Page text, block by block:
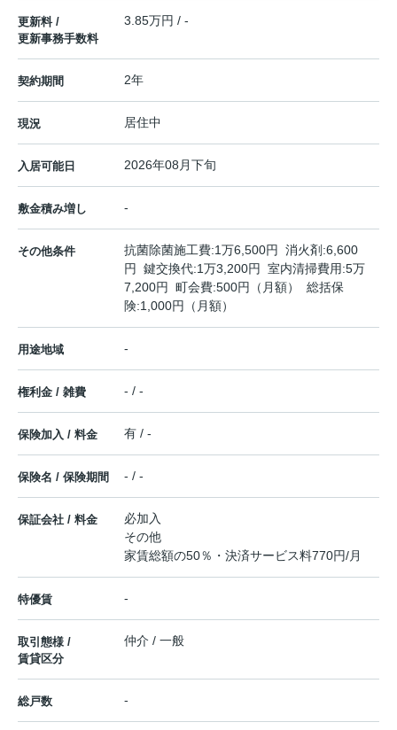
更新料 /
更新事務手数料
3.85万円 / -
契約期間 2年
現況 居住中
入居可能日 2026年08月下旬
敷金積み増し -
その他条件
抗菌除菌施工費:1万6,500円 消火剤:6,600
円 鍵交換代:1万3,200円 室内清掃費用:5万
7,200円 町会費:500円（月額） 総括保
険:1,000円（月額）
用途地域 -
権利金 / 雑費 - / -
保険加入 / 料金 有 / -
保険名 / 保険期間 - / -
保証会社 / 料金
必加入
その他
家賃総額の50％・決済サービス料770円/月
特優賃 -
取引態様 /
賃貸区分
仲介 / 一般
総戸数 -